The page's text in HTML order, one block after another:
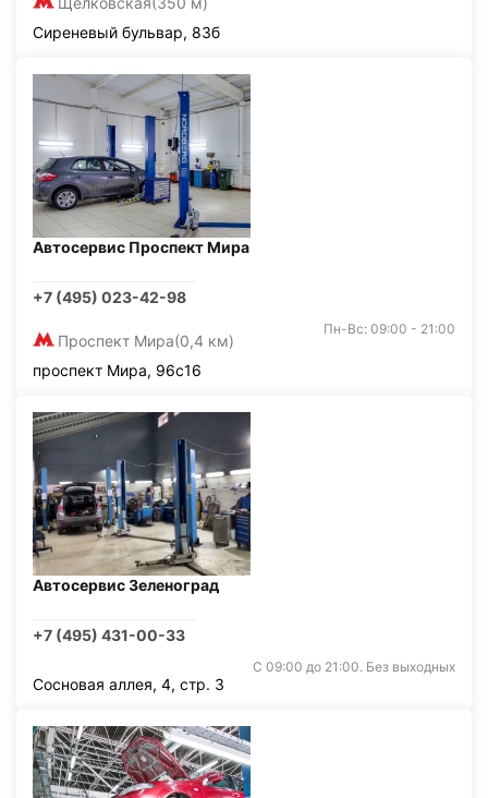
Сиреневый бульвар, 83б
Автосервис Проспект Мира
+7 (495) 023-42-98
Проспект Мира(0,4 км)
Пн-Вс: 09:00 - 21:00
проспект Мира, 96с16
Автосервис Зеленоград
+7 (495) 431-00-33
С 09:00 до 21:00. Без выходных
Сосновая аллея, 4, стр. 3